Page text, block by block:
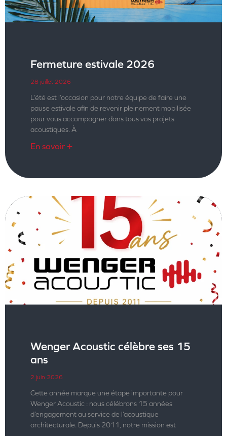
Fermeture estivale 2026
28 juillet 2026
L’été est l’occasion pour notre équipe de faire une
pause estivale afin de revenir pleinement mobilisée
pour vous accompagner dans tous vos projets
acoustiques. À
En savoir +
Wenger Acoustic célèbre ses 15
ans
2 juin 2026
Cette année marque une étape importante pour
Wenger Acoustic : nous célébrons 15 années
d’engagement au service de l’acoustique
architecturale. Depuis 2011, notre mission est